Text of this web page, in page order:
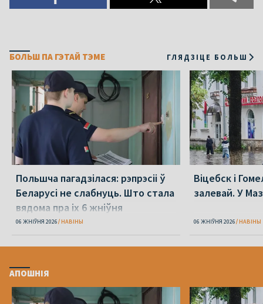
БОЛЬШ ПА ГЭТАЙ ТЭМЕ ГЛЯДЗІЦЕ БОЛЬШ
Польшча пагадзілася: рэпрэсіі ў
Беларусі не слабнуць. Што стала
вядома пра іх 6 жніўня
06 ЖНІЎНЯ 2026 НАВІНЫ
Віцебск і
залевай. У
06 ЖНІЎНЯ 2026 НАВІНЫ
АПОШНІЯ